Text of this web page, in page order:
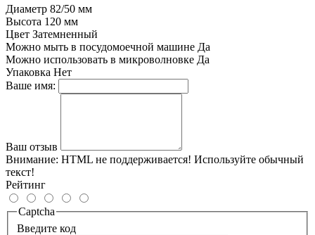
Диаметр 82/50 мм
Высота 120 мм
Цвет Затемненный
Можно мыть в посудомоечной машине Да
Можно использовать в микроволновке Да
Упаковка Нет
Ваше имя:
Ваш отзыв
Внимание: HTML не поддерживается! Используйте обычный
текст!
Рейтинг
Captcha
Введите код